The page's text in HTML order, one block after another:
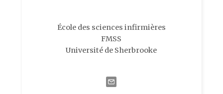
École des sciences infirmières
FMSS
Université de Sherbrooke